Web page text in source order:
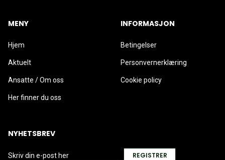
MENY
Hjem
Aktuelt
Ansatte / Om oss
Her finner du oss
INFORMASJON
Betingelser
Personvernerklæring
Cookie policy
NYHETSBREV
REGISTRER